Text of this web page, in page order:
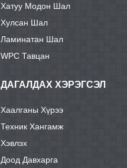
Хатуу Модон Шал
Хулсан Шал
Ламинатан Шал
WPC Тавцан
ДАГАЛДАХ ХЭРЭГСЭЛ
Хаалганы Хүрээ
Техник Хангамж
Хэвлэх
Доод Давхарга